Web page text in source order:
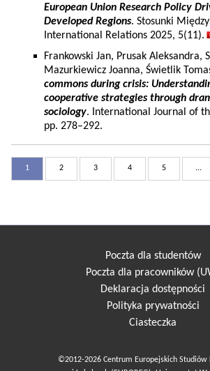
European Union Research Policy
Developed Regions. Stosunki
International Relations 2025, 5(11).
Frankowski Jan, Prusak Aleksandra,
Mazurkiewicz Joanna, Świetlik
commons during crisis:
cooperative strategies through
sociology. International Journal of
pp. 278–292.
1 2 3 4 5 ...
Poczta dla studentów
Poczta dla pracowników
Deklaracja dostępności
Polityka prywatności
Ciasteczka
©2012-2026 Centrum Europejskich Studiów